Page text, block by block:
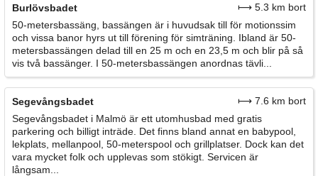
Burlövsbadet
⟼ 5.3 km bort
50-metersbassäng, bassängen är i huvudsak till för motionssim
och vissa banor hyrs ut till förening för simträning. Ibland är 50-
metersbassängen delad till en 25 m och en 23,5 m och blir på så
vis två bassänger. I 50-metersbassängen anordnas tävli...
Segevångsbadet
⟼ 7.6 km bort
Segevångsbadet i Malmö är ett utomhusbad med gratis
parkering och billigt inträde. Det finns bland annat en babypool,
lekplats, mellanpool, 50-meterspool och grillplatser. Dock kan det
vara mycket folk och upplevas som stökigt. Servicen är
långsam...